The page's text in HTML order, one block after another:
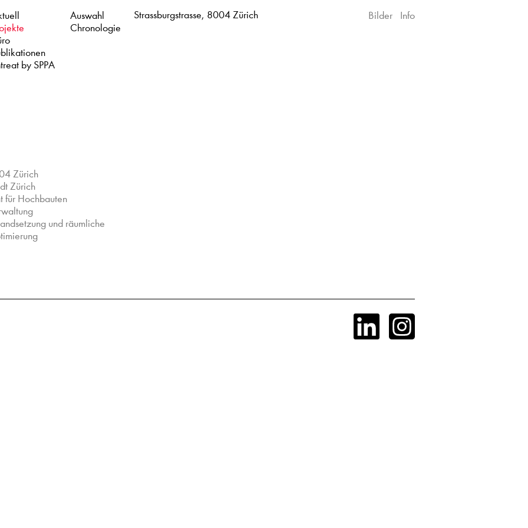
Auswahl
Chronologie
by SPPA
Strassburgstrasse, 8004 Zürich Bilder Info
Zürich
Zürich
für Hochbauten
und räumliche